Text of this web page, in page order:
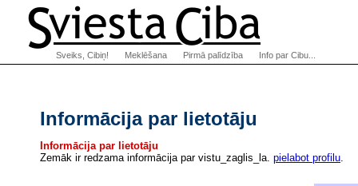
Informācija par lietotāju
Informācija par lietotāju
Zemāk ir redzama informācija par vistu_zaglis_la. pielabot profilu.
Sveiks, Cibiņ! Meklēšana Pirmā palīdzība Info par Cibu...